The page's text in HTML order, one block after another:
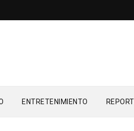
ENTRETENIMIENTO